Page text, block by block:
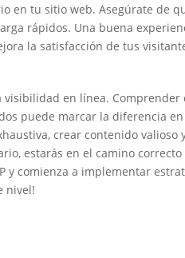
en tu sitio web. Asegúrate de
rápidos. Una buena
la satisfacción de tus
en línea. Comprender
puede marcar la diferencia
crear contenido valioso
estarás en el camino correcto
y comienza a implementar
nivel!